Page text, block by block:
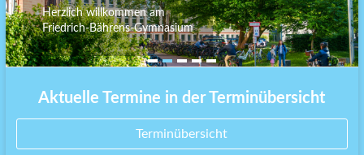
Herzlich willkommen am
Friedrich-Bährens-Gymnasium
Aktuelle Termine in der Terminübersicht
Terminübersicht